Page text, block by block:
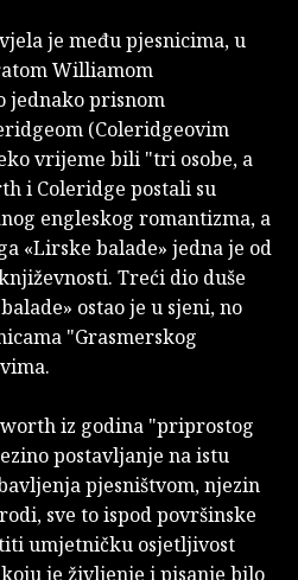
je među pjesnicima, u
Williamom
jednako prisnom
(Coleridgeovim
vrijeme bili "tri osobe, a
i Coleridge postali su
engleskog romantizma, a
«Lirske balade» jedna je od
Treći dio duše
ostao je u sjeni, no
"Grasmerskog
iz godina "priprostog
postavljanje na istu
pjesništvom, njezin
sve to ispod površinske
umjetničku osjetljivost
je življenje i pisanje bilo